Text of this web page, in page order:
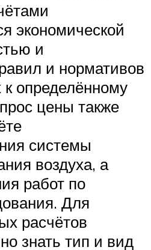
экономической
и
и нормативов
определённому
цены также
системы
воздуха, а
работ по
Для
расчётов
знать тип и вид